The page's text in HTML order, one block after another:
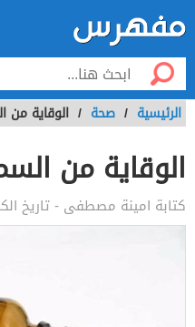
الرئيسية / صحة / الوقاية من
الوقاية من
كتابة امينة مصطفى - تاريخ